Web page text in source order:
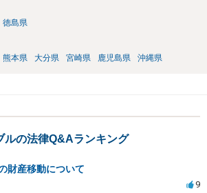
徳島県
熊本県 大分県 宮崎県 鹿児島県 沖縄県
ルの法律Q&Aランキング
財産移動について
9